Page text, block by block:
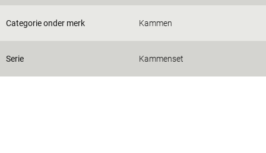
Categorie onder merk Kammen
Serie Kammenset